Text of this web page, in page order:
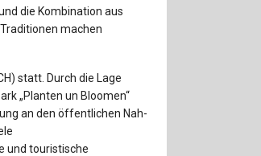
die Kombination aus
machen
statt. Durch die Lage
„Planten un Bloomen“
an den öffentlichen Nah-
und touristische